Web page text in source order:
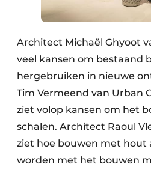
Architect Michaël Ghyoot
veel kansen om bestaand
hergebruiken in nieuwe
Tim Vermeend van Urban
ziet volop kansen om het
schalen. Architect Raoul
ziet hoe bouwen met hout
worden met het bouwen